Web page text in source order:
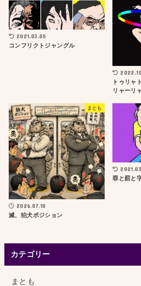
2021.03.05
コンフリクトジャングル
トゥリャ
リャーリ
まとも
2026.07.10
滅、狛犬ポジション
罪と罰と
カテゴリー
まとも